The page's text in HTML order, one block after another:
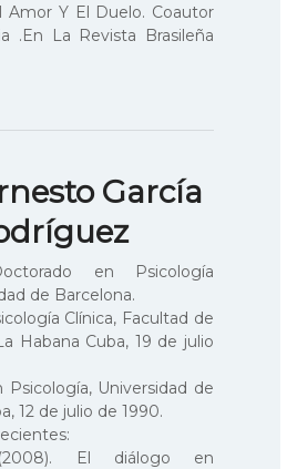
Amor Y El Duelo. Coautor
.En La Revista Brasileña
García
en Psicología
de Barcelona.
Clínica, Facultad de
Habana Cuba, 19 de julio
Psicología, Universidad de
12 de julio de 1990.
El diálogo en